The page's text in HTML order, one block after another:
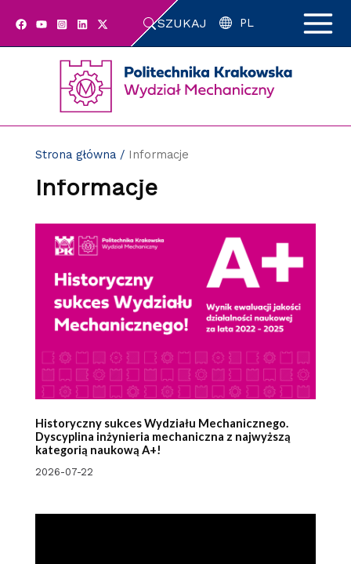
SZUKAJ PL
Strona główna/ Informacje
Informacje
Historyczny sukces Wydziału Mechanicznego.
Dyscyplina inżynieria mechaniczna z najwyższą
kategorią naukową A+!
2026-07-22